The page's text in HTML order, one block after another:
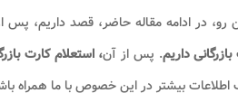
رو، در ادامه مقاله حاضر، قصد داریم، پس
داریم. پس از آن، استعلام کارت
بیشتر در این خصوص با ما همراه